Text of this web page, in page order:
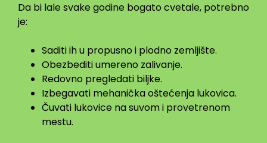
Da bi lale svake godine bogato cvetale, potrebno
je:
Saditi ih u propusno i plodno zemljište.
Obezbediti umereno zalivanje.
Redovno pregledati biljke.
Izbegavati mehanička oštećenja lukovica.
Čuvati lukovice na suvom i provetrenom
mestu.